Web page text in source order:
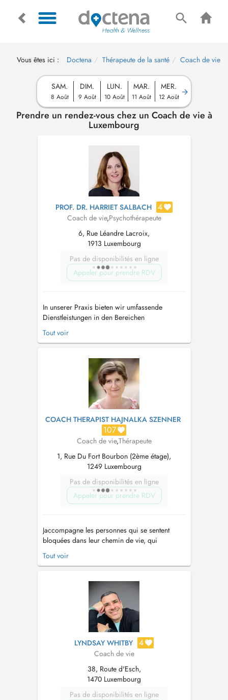
Vous êtes ici : Doctena Thérapeute de la santé Coach de vie
SAM.
8 Août
DIM.
9 Août
LUN.
10 Août
MAR.
11 Août
MER.
12 Août
Prendre un rendez-vous chez un Coach de vie à
Luxembourg
PROF. DR. HARRIET SALBACH 4
Coach de vie,Psychothérapeute
6, Rue Léandre Lacroix,
1913 Luxembourg
Pas de disponibilités en ligne
Appeler pour prendre RDV
In unserer Praxis bieten wir umfassende
Dienstleistungen in den Bereichen
Psychotherapie, Paartherapie und Coaching
an, die alle darauf abzielen, Sie bei der
Leben und beim Erreichen Ihrer persönlichen
und zwischenmenschlichen Ziele zu
unterstützen. Um Anspruc...
Tout voir
COACH THERAPIST HAJNALKA SZENNER
107
Coach de vie,Thérapeute
1, Rue Du Fort Bourbon (2ème étage),
1249 Luxembourg
Pas de disponibilités en ligne
Appeler pour prendre RDV
Jaccompagne les personnes qui se sentent
bloquées dans leur chemin de vie, qui
rencontrent des difficultés dans la gestion de
leurs émotions et du stress, qui souffrent
traversent des problématiques professionnelles
ou relationnelles. Jaccompagne également
Tout voir
LYNDSAY WHITBY 4
Coach de vie
38, Route d'Esch,
1470 Luxembourg
Pas de disponibilités en ligne